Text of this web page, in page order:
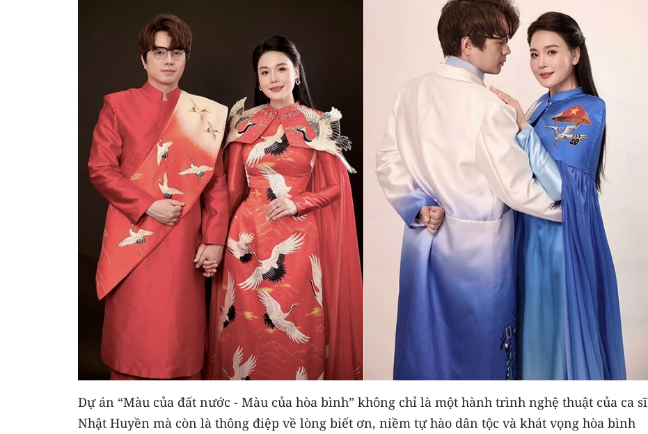
Dự án “Màu của đất nước - Màu của hòa bình” không chỉ là một hành trình nghệ thuật của ca sĩ
Nhật Huyền mà còn là thông điệp về lòng biết ơn, niềm tự hào dân tộc và khát vọng hòa bình